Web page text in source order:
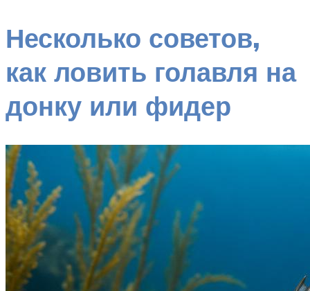
Несколько советов,
как ловить голавля на
донку или фидер